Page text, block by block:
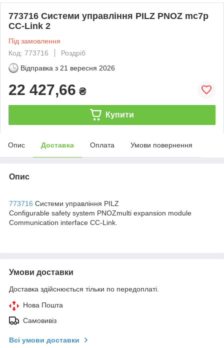
773716 Системи управління PILZ PNOZ mc7p
CC-Link 2
Під замовлення
Код: 773716
Роздріб
Відправка з 21 вересня 2026
22 427,66 ₴
Купити
Опис Доставка Оплата Умови повернення
Опис
773716 Системи управління PILZ
Configurable safety system PNOZmulti expansion module
Communication interface CC-Link.
Умови доставки
Доставка здійснюється тільки по передоплаті.
Нова Пошта
Самовивіз
Всі умови доставки